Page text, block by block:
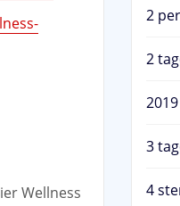
Wellness
2
2
2019
3
4